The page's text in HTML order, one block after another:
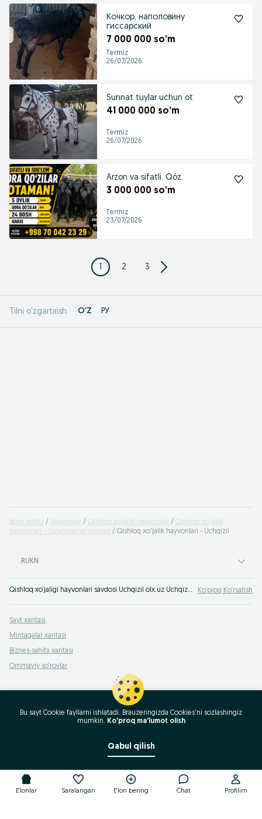
Кочкор, наполовину
гиссарский
7 000 000 so’m
Termiz
26/07/2026
Sunnat tuylar uchun ot
41 000 000 so’m
Termiz
26/07/2026
Arzon va sifatli. Qóz.
3 000 000 so’m
Termiz
23/07/2026
1 2 3
Tilni o'zgartirish: O'Z РУ
Bosh sahifa Hayvonlar Qishloq xo'jalik hayvonlari
Qishloq xo'jalik
hayvonlari - Surxondaryo viloyati
Qishloq xo'jalik hayvonlari - Uchqizil
RUKN
Qishloq xo‘jaligi hayvonlari savdosi Uchqizil olx.uz Uchqizil e‘lonlar taxtasida. Qishloq xo‘jaligi hayvonlari qimmat bo‘lmagan narxda olx.uz orqali xarid qiling! Ko‘proq Ko‘rsatish
Sayt xaritasi
Mintaqalar xaritasi
Biznes-sahifa xaritasi
Ommaviy so‘rovlar
E'lonlar Saralangan E'lon bering Chat Profilim
Bu sayt Cookie fayllarni ishlatadi. Brauzeringizda Cookies'ni sozlashingiz
mumkin. Ko'proq ma'lumot olish
Qabul qilish